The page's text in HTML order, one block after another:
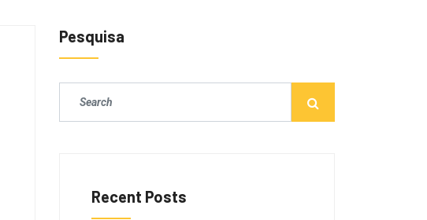
Pesquisa
Recent Posts